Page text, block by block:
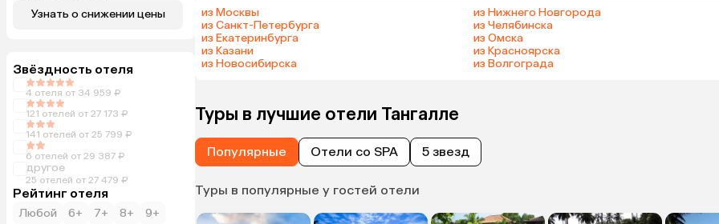
Узнать о снижении цены
Звёздность отеля
4 отеля от 34 959 ₽
121 отелей от 27 173 ₽
141 отелей от 25 799 ₽
6 отелей от 29 387 ₽
другое
25 отелей от 27 479 ₽
Рейтинг отеля
Любой 6+ 7+ 8+ 9+
из Москвы
из Санкт-Петербурга
из Екатеринбурга
из Казани
из Новосибирска
из Нижнего Новгорода
из Челябинска
из Омска
из Красноярска
из Волгограда
Туры в лучшие отели Тангалле
Популярные Отели со SPA 5 звезд
Туры в популярные у гостей отели